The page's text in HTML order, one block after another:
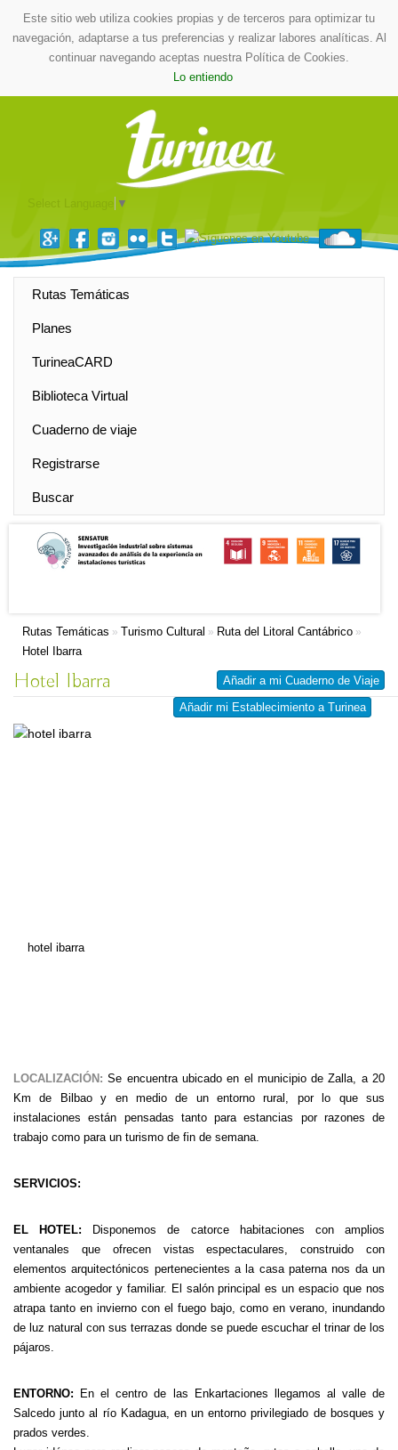
Este sitio web utiliza cookies propias y de terceros para optimizar tu
navegación, adaptarse a tus preferencias y realizar labores analíticas. Al
continuar navegando aceptas nuestra Política de Cookies.
Lo entiendo
▼
Rutas Temáticas
Planes
TurineaCARD
Biblioteca Virtual
Cuaderno de viaje
Registrarse
Buscar
Rutas Temáticas » Turismo Cultural » Ruta del Litoral Cantábrico »
Hotel Ibarra
Añadir a mi Cuaderno de Viaje
Añadir mi Establecimiento a Turinea
Hotel Ibarra
hotel ibarra
LOCALIZACIÓN: Se encuentra ubicado en el municipio de Zalla, a 20
Km de Bilbao y en medio de un entorno rural, por lo que sus
instalaciones están pensadas tanto para estancias por razones de
trabajo como para un turismo de fin de semana.
SERVICIOS:
EL HOTEL: Disponemos de catorce habitaciones con amplios
ventanales que ofrecen vistas espectaculares, construido con
elementos arquitectónicos pertenecientes a la casa paterna nos da un
ambiente acogedor y familiar. El salón principal es un espacio que nos
atrapa tanto en invierno con el fuego bajo, como en verano, inundando
de luz natural con sus terrazas donde se puede escuchar el trinar de los
pájaros.
ENTORNO:
En el centro de las Enkartaciones llegamos al valle de
Salcedo junto al río Kadagua, en un entorno privilegiado de bosques y
prados verdes.